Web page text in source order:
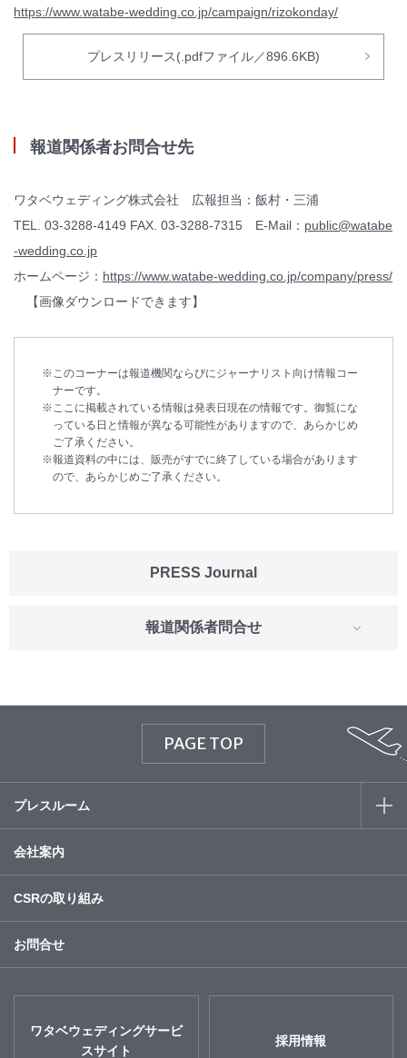
https://www.watabe-wedding.co.jp/campaign/rizokonday/
プレスリリース(.pdfファイル／896.6KB)
報道関係者お問合せ先
ワタベウェディング株式会社 広報担当：飯村・三浦
TEL. 03-3288-4149 FAX. 03-3288-7315 E-Mail： public@watabe
-wedding.co.jp
ホームページ： https://www.watabe-wedding.co.jp/company/press/
【画像ダウンロードできます】
このコーナーは報道機関ならびにジャーナリスト向け情報コー
ナーです。
ここに掲載されている情報は発表日現在の情報です。御覧にな
っている日と情報が異なる可能性がありますので、あらかじめ
ご了承ください。
報道資料の中には、販売がすでに終了している場合があります
ので、あらかじめご了承ください。
PRESS Journal
報道関係者問合せ
PAGE TOP
プレスルーム
会社案内
CSRの取り組み
お問合せ
ワタベウェディングサービ
スサイト
採用情報